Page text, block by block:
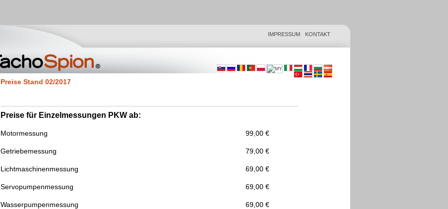
IMPRESSUM KONTAKT
Preise Stand 02/2017
Preise für Einzelmessungen PKW ab:
Motormessung 99,00 €
Getriebemessung 79,00 €
Lichtmaschinenmessung 69,00 €
Servopumpenmessung 69,00 €
Wasserpumpenmessung 69,00 €